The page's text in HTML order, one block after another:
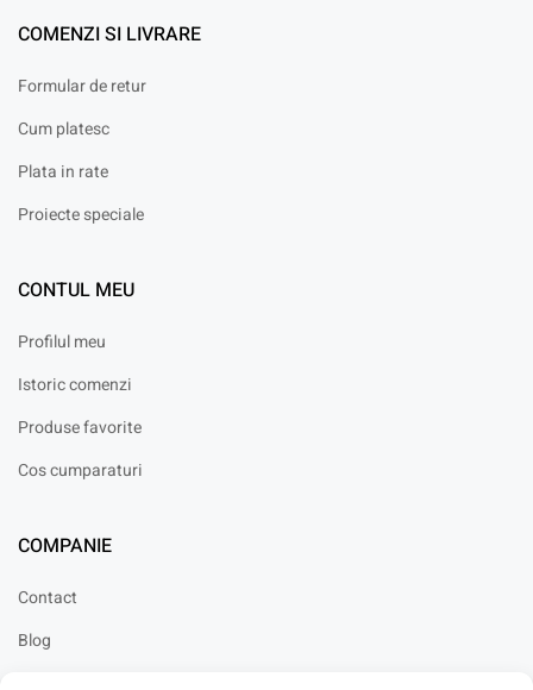
COMENZI SI LIVRARE
Formular de retur
Cum platesc
Plata in rate
Proiecte speciale
CONTUL MEU
Profilul meu
Istoric comenzi
Produse favorite
Cos cumparaturi
COMPANIE
Contact
Blog